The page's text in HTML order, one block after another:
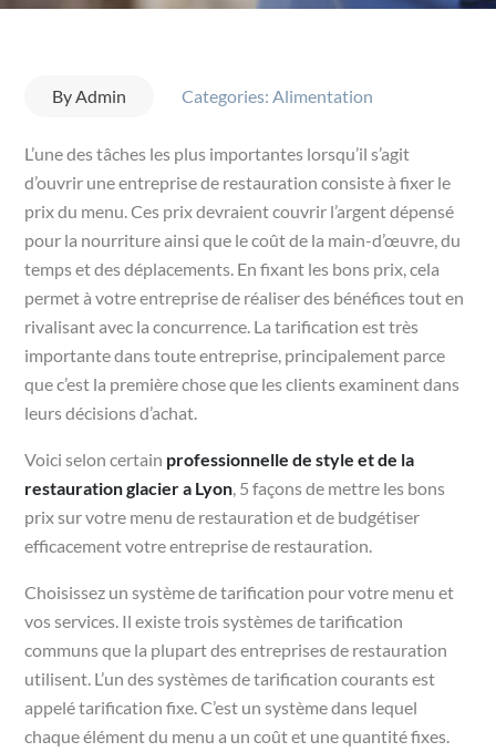
ByAdmin Categories:Alimentation
L’une des tâches les plus importantes lorsqu’il s’agit
d’ouvrir une entreprise de restauration consiste à fixer le
prix du menu. Ces prix devraient couvrir l’argent dépensé
pour la nourriture ainsi que le coût de la main-d’œuvre, du
temps et des déplacements. En fixant les bons prix, cela
permet à votre entreprise de réaliser des bénéfices tout en
rivalisant avec la concurrence. La tarification est très
importante dans toute entreprise, principalement parce
que c’est la première chose que les clients examinent dans
leurs décisions d’achat.
Voici selon certain professionnelle de style et de la
restauration glacier a Lyon, 5 façons de mettre les bons
prix sur votre menu de restauration et de budgétiser
efficacement votre entreprise de restauration.
Choisissez un système de tarification pour votre menu et
vos services. Il existe trois systèmes de tarification
communs que la plupart des entreprises de restauration
utilisent. L’un des systèmes de tarification courants est
appelé tarification fixe. C’est un système dans lequel
chaque élément du menu a un coût et une quantité fixes.